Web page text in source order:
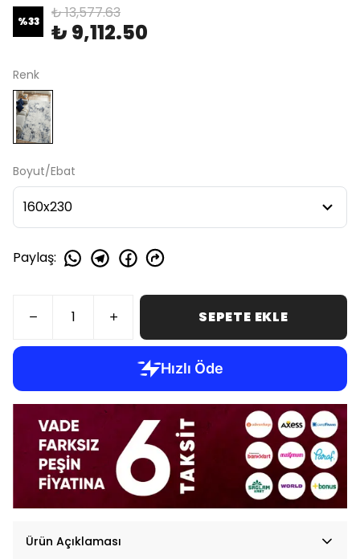
%33 ₺ 13,577.63
₺ 9,112.50
Renk
Boyut/Ebat
Paylaş:
SEPETE EKLE
Ürün Açıklaması